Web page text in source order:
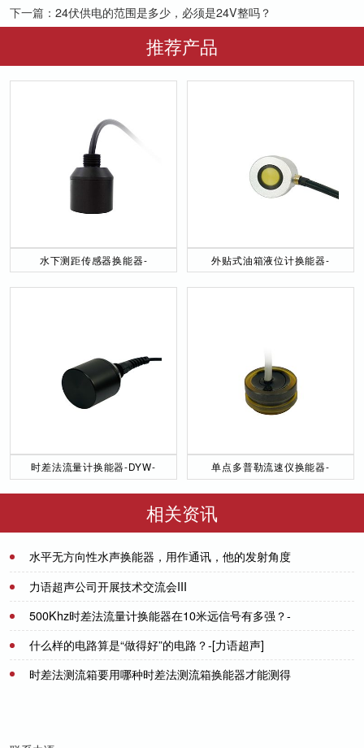
下一篇： 24伏供电的范围是多少，必须是24V整吗？
推荐产品
水下测距传感器换能器-
外贴式油箱液位计换能器-
时差法流量计换能器-DYW- 单点多普勒流速仪换能器-
相关资讯
水平无方向性水声换能器，用作通讯，他的发射角度
是怎么样的？-[力语超声]
力语超声公司开展技术交流会III
500Khz时差法流量计换能器在10米远信号有多强？-
[力语超声]
什么样的电路算是“做得好”的电路？-[力语超声]
时差法测流箱要用哪种时差法测流箱换能器才能测得